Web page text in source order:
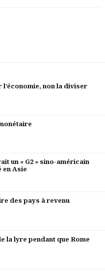
non la diviser
un « G2 » sino-américain
Asie
des pays à revenu
la lyre pendant que Rome